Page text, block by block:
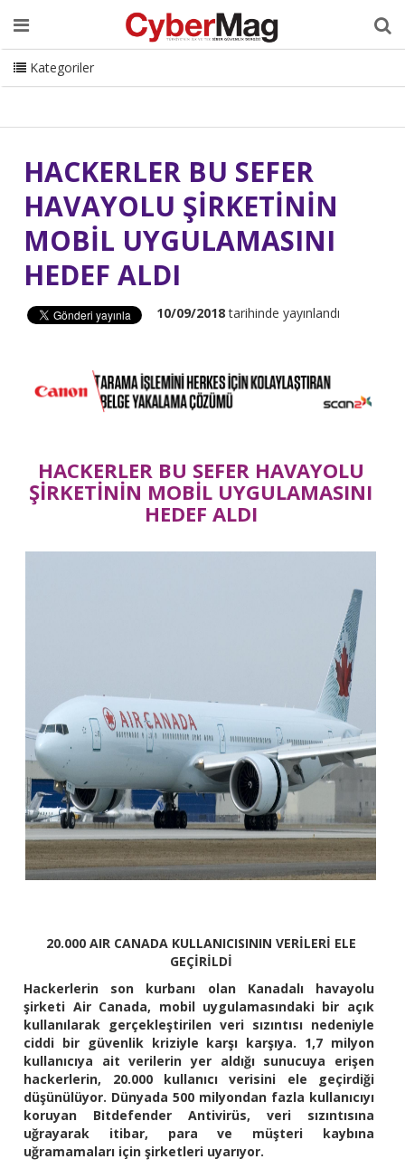
Ana Sayfa Hakkımızda Dergi Editörden
Danışmanlık
ISC Turkey Sizden Gelenler
İletişim
CyberMag Logo
Kategoriler
HACKERLER BU SEFER
HAVAYOLU ŞİRKETİNİN
MOBİL UYGULAMASINI
HEDEF ALDI
10/09/2018tarihinde yayınlandı
HACKERLER BU SEFER HAVAYOLU
ŞİRKETİNİN MOBİL UYGULAMASINI
HEDEF ALDI
20.000 AIR CANADA KULLANICISININ VERİLERİ ELE
GEÇİRİLDİ
Hackerlerin son kurbanı olan Kanadalı havayolu
şirketi Air Canada, mobil uygulamasındaki bir açık
kullanılarak gerçekleştirilen veri sızıntısı nedeniyle
ciddi bir güvenlik kriziyle karşı karşıya. 1,7 milyon
kullanıcıya ait verilerin yer aldığı sunucuya erişen
hackerlerin, 20.000 kullanıcı verisini ele geçirdiği
düşünülüyor. Dünyada 500 milyondan fazla kullanıcıyı
koruyan Bitdefender Antivirüs, veri sızıntısına
uğrayarak itibar, para ve müşteri kaybına
uğramamaları için şirketleri uyarıyor.